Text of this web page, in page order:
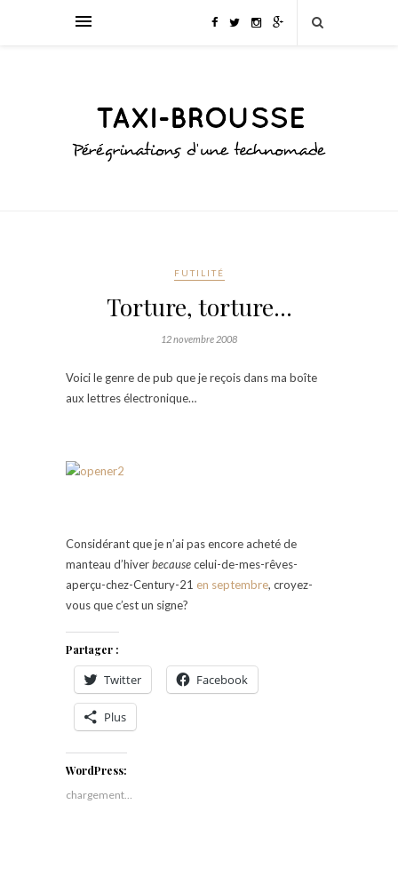
FUTILITÉ
Torture, torture…
12 novembre 2008
Voici le genre de pub que je reçois dans ma boîte
aux lettres électronique…
Considérant que je n’ai pas encore acheté de
manteau d’hiverbecausecelui-de-mes-rêves-
aperçu-chez-Century-21 en septembre, croyez-
vous que c’est un signe?
Partager :
Twitter Facebook
Plus
WordPress:
chargement…